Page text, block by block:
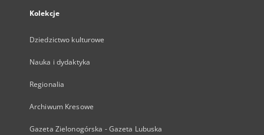
Kolekcje
Dziedzictwo kulturowe
Nauka i dydaktyka
Regionalia
Archiwum Kresowe
Gazeta Zielonogórska - Gazeta Lubuska